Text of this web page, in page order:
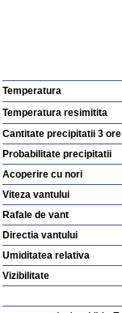
Temperatura
Temperatura resimitita
Cantitate precipitatii 3 ore
Probabilitate precipitatii
Acoperire cu nori
Viteza vantului
Rafale de vant
Directia vantului
Umiditatea relativa
Vizibilitate